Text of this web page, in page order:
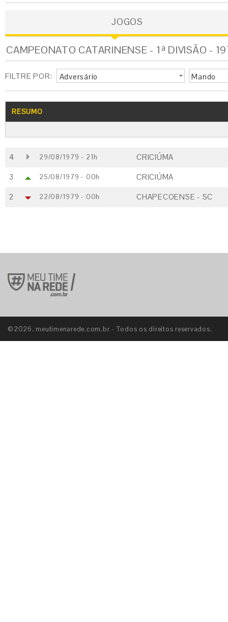
JOGOS
CAMPEONATO CATARINENSE - 1ª DIVISÃO -
FILTRE POR: Adversário Mando
RESUMO
4 29/08/1979 - 21h CRICIÚMA
3 25/08/1979 - 00h CRICIÚMA
2 22/08/1979 - 00h CHAPECOENSE - SC
©2026. meutimenarede.com.br - Todos os direitos reservados.